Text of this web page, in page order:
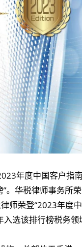
年度中国客户指
。华税律师事务所
师荣登“2023年度
选该排行榜税务领